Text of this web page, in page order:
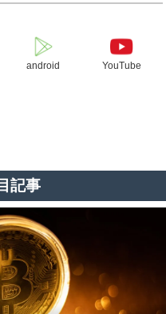
android YouTube
記事